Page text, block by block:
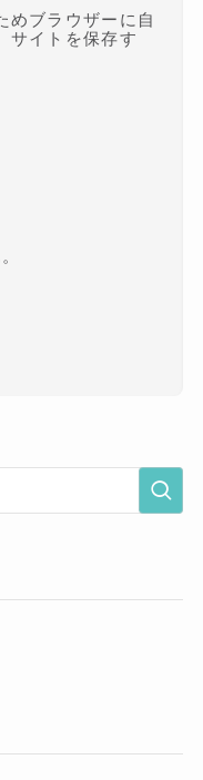
めブラウザーに自
サイトを保存す